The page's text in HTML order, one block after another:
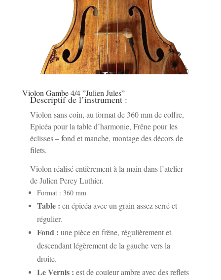
Violon Gambe 4/4 ”Julien Jules”
Descriptif de l’instrument :
Violon sans coin, au format de 360 mm de coffre,
Epicéa pour la table d’harmonie, Frêne pour les
éclisses – fond et manche, montage des décors de
filets.
Violon réalisé entièrement à la main dans l’atelier
de Julien Perey Luthier.
Format : 360 mm
Table : en épicéa avec un grain assez serré et
régulier.
Fond : une pièce en frêne, régulièrement et
descendant légèrement de la gauche vers la
droite.
Le Vernis : est de couleur ambre avec des reflets